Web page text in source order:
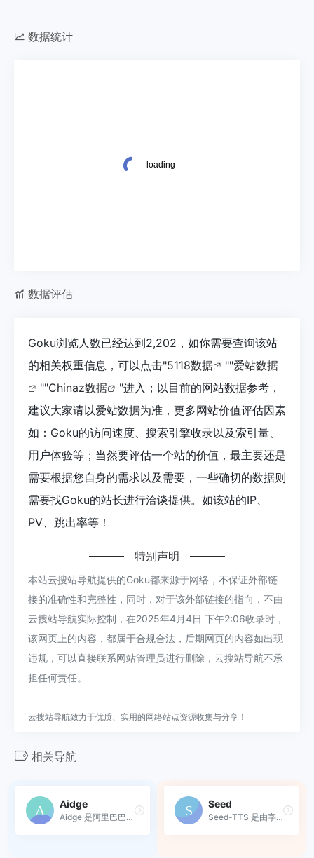
数据统计
数据评估
Goku浏览人数已经达到2,202，如你需要查询该站
的相关权重信息，可以点击"5118数据 ""爱站数据
""Chinaz数据
"进入；以目前的网站数据参考，
建议大家请以爱站数据为准，更多网站价值评估因素
如：Goku的访问速度、搜索引擎收录以及索引量、
用户体验等；当然要评估一个站的价值，最主要还是
需要根据您自身的需求以及需要，一些确切的数据则
需要找Goku的站长进行洽谈提供。如该站的IP、
PV、跳出率等！
特别声明
本站云搜站导航提供的Goku都来源于网络，不保证外部链
接的准确性和完整性，同时，对于该外部链接的指向，不由
云搜站导航实际控制，在2025年4月4日 下午2:06收录时，
该网页上的内容，都属于合规合法，后期网页的内容如出现
违规，可以直接联系网站管理员进行删除，云搜站导航不承
担任何责任。
云搜站导航致力于优质、实用的网络站点资源收集与分享！
相关导航
Aidge
Aidge 是阿里巴巴国际数字商...
Seed
Seed-TTS 是由字节跳动开发的...